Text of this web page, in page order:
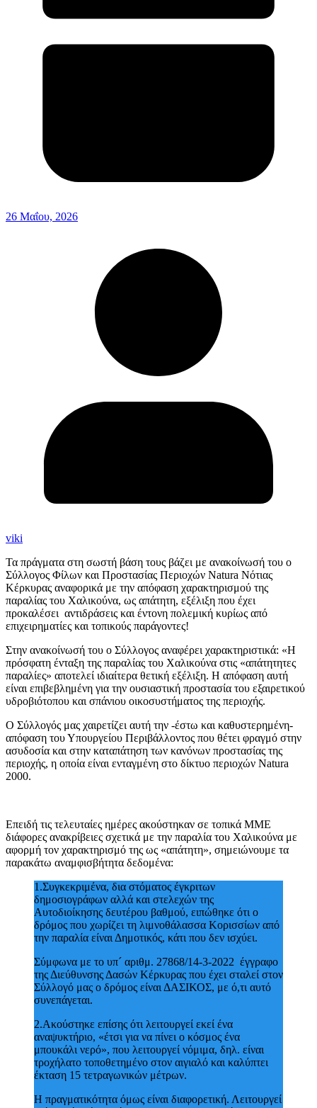
26 Μαΐου, 2026
viki
Τα πράγματα στη σωστή βάση τους βάζει με ανακοίνωσή του ο
Σύλλογος Φίλων και Προστασίας Περιοχών Natura Νότιας
Κέρκυρας αναφορικά με την απόφαση χαρακτηρισμού της
παραλίας του Χαλικούνα, ως απάτητη, εξέλιξη που έχει
προκαλέσει αντιδράσεις και έντονη πολεμική κυρίως από
επιχειρηματίες και τοπικούς παράγοντες!
Στην ανακοίνωσή του ο Σύλλογος αναφέρει χαρακτηριστικά: «Η
πρόσφατη ένταξη της παραλίας του Χαλικούνα στις «απάτητητες
παραλίες» αποτελεί ιδιαίτερα θετική εξέλιξη. Η απόφαση αυτή
είναι επιβεβλημένη για την ουσιαστική προστασία του εξαιρετικού
υδροβιότοπου και σπάνιου οικοσυστήματος της περιοχής.
Ο Σύλλογός μας χαιρετίζει αυτή την -έστω και καθυστερημένη-
απόφαση του Υπουργείου Περιβάλλοντος που θέτει φραγμό στην
ασυδοσία και στην καταπάτηση των κανόνων προστασίας της
περιοχής, η οποία είναι ενταγμένη στο δίκτυο περιοχών Natura
2000.
Επειδή τις τελευταίες ημέρες ακούστηκαν σε τοπικά ΜΜΕ
διάφορες ανακρίβειες σχετικά με την παραλία του Χαλικούνα με
αφορμή τον χαρακτηρισμό της ως «απάτητη», σημειώνουμε τα
παρακάτω αναμφισβήτητα δεδομένα:
1.Συγκεκριμένα, δια στόματος έγκριτων
δημοσιογράφων αλλά και στελεχών της
Αυτοδιοίκησης δευτέρου βαθμού, ειπώθηκε ότι ο
δρόμος που χωρίζει τη λιμνοθάλασσα Κορισσίων από
την παραλία είναι Δημοτικός, κάτι που δεν ισχύει.
Σύμφωνα με το υπ´ αριθμ. 27868/14-3-2022 έγγραφο
της Διεύθυνσης Δασών Κέρκυρας που έχει σταλεί στον
Σύλλογό μας ο δρόμος είναι ΔΑΣΙΚΟΣ, με ό,τι αυτό
συνεπάγεται.
2.Ακούστηκε επίσης ότι λειτουργεί εκεί ένα
αναψυκτήριο, «έτσι για να πίνει ο κόσμος ένα
μπουκάλι νερό», που λειτουργεί νόμιμα, δηλ. είναι
τροχήλατο τοποθετημένο στον αιγιαλό και καλύπτει
έκταση 15 τετραγωνικών μέτρων.
Η πραγματικότητα όμως είναι διαφορετική. Λειτουργεί